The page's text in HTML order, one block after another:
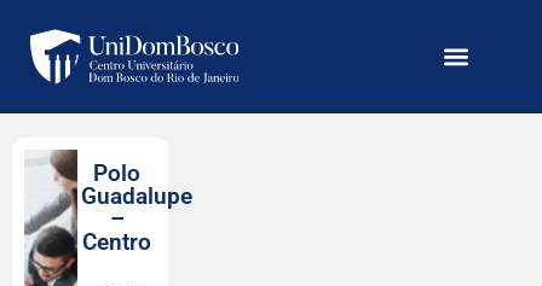
Polo
Guadalupe
–
Centro